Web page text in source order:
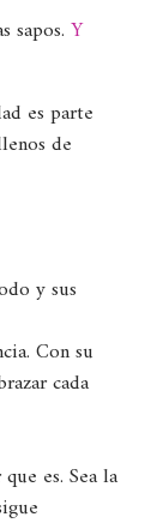
sapos. Y
es parte
de
y sus
Con su
cada
es. Sea la